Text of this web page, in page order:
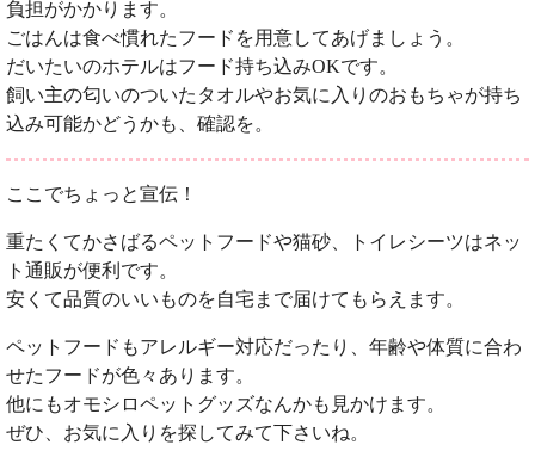
負担がかかります。
ごはんは食べ慣れたフードを用意してあげましょう。
だいたいのホテルはフード持ち込みOKです。
飼い主の匂いのついたタオルやお気に入りのおもちゃが持ち
込み可能かどうかも、確認を。
ここでちょっと宣伝！
重たくてかさばるペットフードや猫砂、トイレシーツはネッ
ト通販が便利です。
安くて品質のいいものを自宅まで届けてもらえます。
ペットフードもアレルギー対応だったり、年齢や体質に合わ
せたフードが色々あります。
他にもオモシロペットグッズなんかも見かけます。
ぜひ、お気に入りを探してみて下さいね。